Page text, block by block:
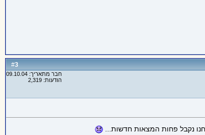
#
3
חבר מתאריך: 09.10.04
הודעות: 2,319
נקבל פחות המצאות חדשות...